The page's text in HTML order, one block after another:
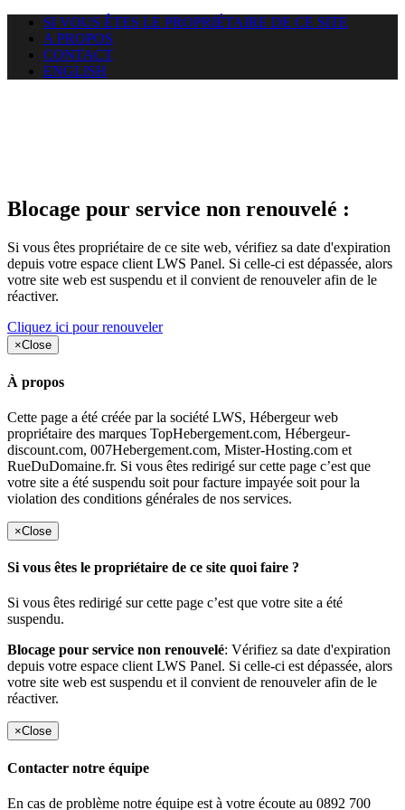
SI VOUS ÊTES LE PROPRIÉTAIRE DE CE SITE
A PROPOS
CONTACT
ENGLISH
Blocage pour service non renouvelé :
Si vous êtes propriétaire de ce site web, vérifiez sa date d'expiration
depuis votre espace client LWS Panel. Si celle-ci est dépassée, alors
votre site web est suspendu et il convient de renouveler afin de le
réactiver.
Cliquez ici pour renouveler
×Close
À propos
Cette page a été créée par la société LWS, Hébergeur web
propriétaire des marques TopHebergement.com, Hébergeur-
discount.com, 007Hebergement.com, Mister-Hosting.com et
RueDuDomaine.fr. Si vous êtes redirigé sur cette page c’est que
votre site a été suspendu soit pour facture impayée soit pour la
violation des conditions générales de nos services.
×Close
Si vous êtes le propriétaire de ce site quoi faire ?
Si vous êtes redirigé sur cette page c’est que votre site a été
suspendu.
Blocage pour service non renouvelé: Vérifiez sa date d'expiration
depuis votre espace client LWS Panel. Si celle-ci est dépassée, alors
votre site web est suspendu et il convient de renouveler afin de le
réactiver.
×Close
Contacter notre équipe
En cas de problème notre équipe est à votre écoute au 0892 700